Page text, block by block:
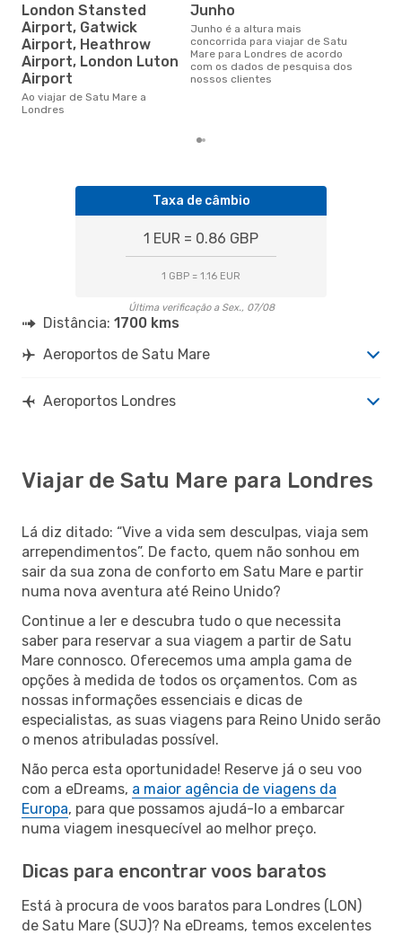
London Stansted
Airport, Gatwick
Airport, Heathrow
Airport, London Luton
Airport
Ao viajar de Satu Mare a
Londres
junho
junho é a altura mais
concorrida para viajar de Satu
Mare para Londres de acordo
com os dados de pesquisa dos
nossos clientes
Taxa de câmbio
1 EUR = 0.86 GBP
1 GBP = 1.16 EUR
Última verificação a Sex., 07/08
Distância: 1700 kms
Aeroportos de Satu Mare
Aeroportos Londres
Viajar de Satu Mare para Londres
Lá diz ditado: “Vive a vida sem desculpas, viaja sem
arrependimentos”. De facto, quem não sonhou em
sair da sua zona de conforto em Satu Mare e partir
numa nova aventura até Reino Unido?
Continue a ler e descubra tudo o que necessita
saber para reservar a sua viagem a partir de Satu
Mare connosco. Oferecemos uma ampla gama de
opções à medida de todos os orçamentos. Com as
nossas informações essenciais e dicas de
especialistas, as suas viagens para Reino Unido serão
o menos atribuladas possível.
Não perca esta oportunidade! Reserve já o seu voo
com a eDreams, a maior agência de viagens da
Europa, para que possamos ajudá-lo a embarcar
numa viagem inesquecível ao melhor preço.
Dicas para encontrar voos baratos
Está à procura de voos baratos para Londres (LON)
de Satu Mare (SUJ)? Na eDreams, temos excelentes